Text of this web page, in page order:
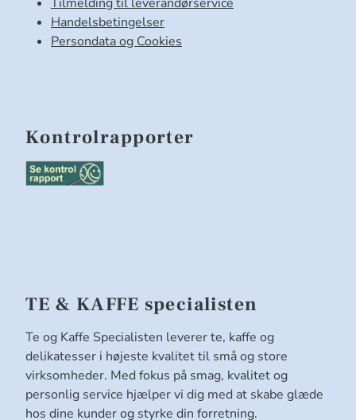
Handelsbetingelser
Persondata og Cookies
Kontrolrapporter
TE & KAFFE specialisten
Te og Kaffe Specialisten leverer te, kaffe og
delikatesser i højeste kvalitet til små og store
virksomheder. Med fokus på smag, kvalitet og
personlig service hjælper vi dig med at skabe glæde
hos dine kunder og styrke din forretning.